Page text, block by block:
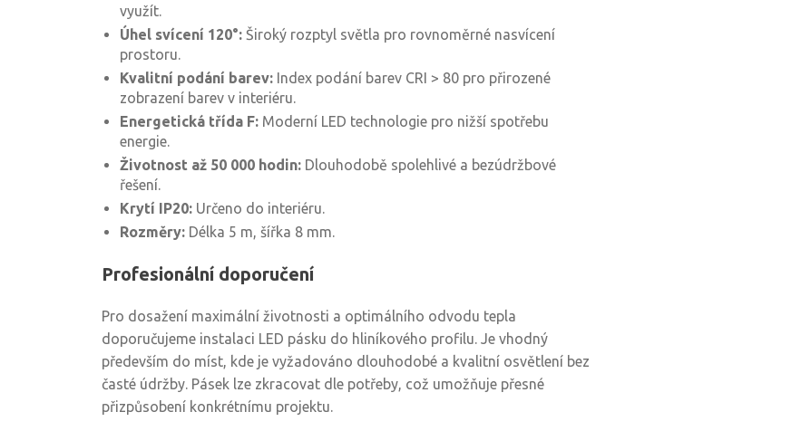
využít.
Úhel svícení 120°: Široký rozptyl světla pro rovnoměrné nasvícení
prostoru.
Kvalitní podání barev: Index podání barev CRI > 80 pro přirozené
zobrazení barev v interiéru.
Energetická třída F: Moderní LED technologie pro nižší spotřebu
energie.
Životnost až 50 000 hodin: Dlouhodobě spolehlivé a bezúdržbové
řešení.
Krytí IP20: Určeno do interiéru.
Rozměry: Délka 5 m, šířka 8 mm.
Profesionální doporučení
Pro dosažení maximální životnosti a optimálního odvodu tepla
doporučujeme instalaci LED pásku do hliníkového profilu. Je vhodný
především do míst, kde je vyžadováno dlouhodobé a kvalitní osvětlení bez
časté údržby. Pásek lze zkracovat dle potřeby, což umožňuje přesné
přizpůsobení konkrétnímu projektu.